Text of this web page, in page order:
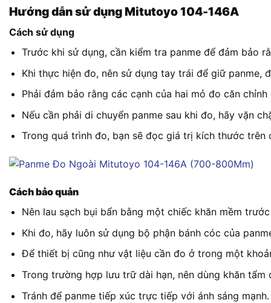
Hướng dẫn sử dụng Mitutoyo 104-146A
Cách sử dụng
Trước khi sử dụng, cần kiểm tra panme để đảm bảo
Khi thực hiện đo, nên sử dụng tay trái để giữ
Phải đảm bảo rằng các cạnh của hai mỏ đo căn
Nếu cần phải di chuyển panme sau khi đo, hãy vặn
Trong quá trình đo, bạn sẽ đọc giá trị kích thước
Cách bảo quản
Nên lau sạch bụi bẩn bằng một chiếc khăn mềm
Khi đo, hãy luôn sử dụng bộ phận bánh cóc của
Để thiết bị cũng như vật liệu cần đo ở trong một
Trong trường hợp lưu trữ dài hạn, nên dùng khăn
Tránh để panme tiếp xúc trực tiếp với ánh sáng mạnh.